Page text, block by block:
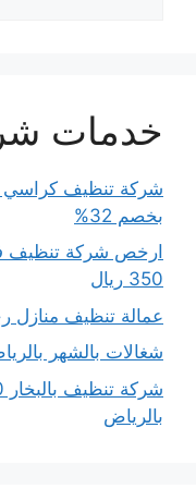
خدمات
شركة تنظيف كراسي
بخصم 32%
350 ريال
عمالة تنظيف منازل رجال
شغالات بالشهر بالرياض 1452 ريال تجربة
بالرياض